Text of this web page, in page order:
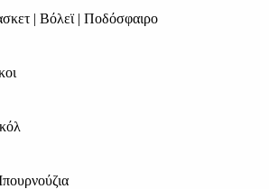
| Βόλεϊ | Ποδόσφαιρο